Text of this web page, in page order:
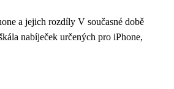
a jejich rozdíly V současné době
nabíječek určených pro iPhone,